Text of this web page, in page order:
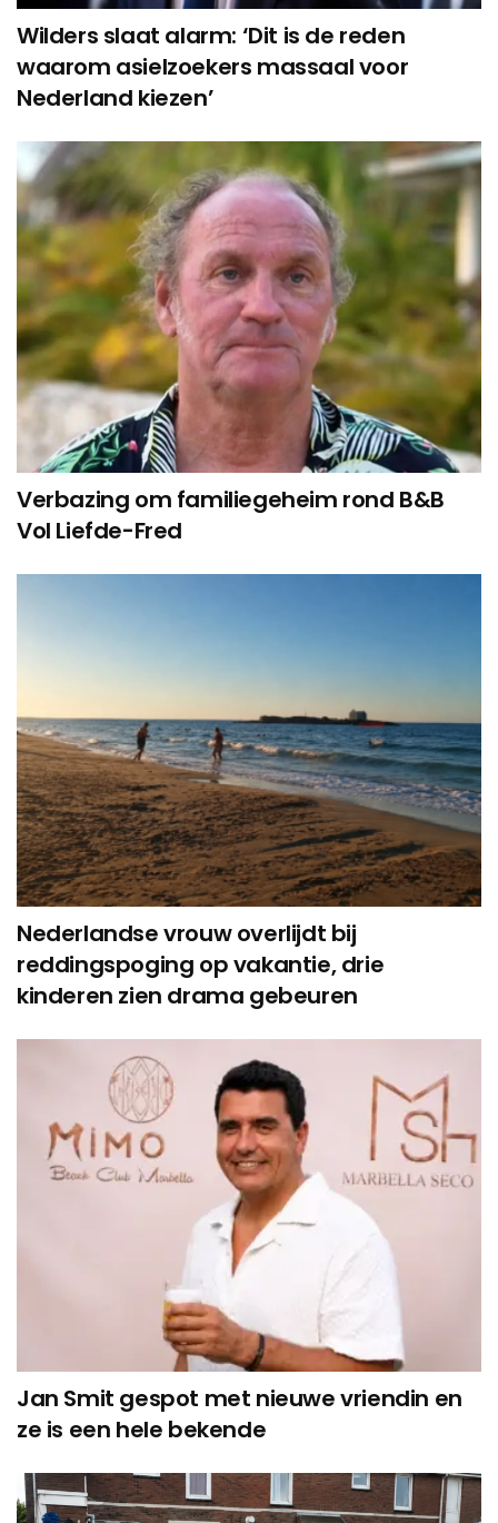
Wilders slaat alarm: ‘Dit is de reden
waarom asielzoekers massaal voor
Nederland kiezen’
Verbazing om familiegeheim rond B&B
Vol Liefde-Fred
Nederlandse vrouw overlijdt bij
reddingspoging op vakantie, drie
kinderen zien drama gebeuren
Jan Smit gespot met nieuwe vriendin en
ze is een hele bekende